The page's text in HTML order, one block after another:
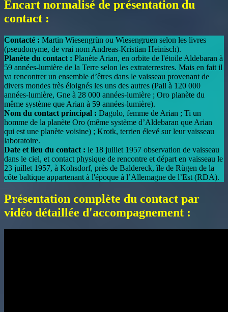
Encart normalisé de présentation du
contact :
Contacté : Martin Wiesengrün ou Wiesengruen selon les livres
(pseudonyme, de vrai nom Andreas-Kristian Heinisch).
Planète du contact : Planète Arian, en orbite de l'étoile Aldebaran à
59 années-lumière de la Terre selon les extraterrestres. Mais en fait il
va rencontrer un ensemble d’êtres dans le vaisseau provenant de
divers mondes très éloignés les uns des autres (Pall à 120 000
années-lumière, Gne à 28 000 années-lumière ; Oro planète du
même système que Arian à 59 années-lumière).
Nom du contact principal : Dagolo, femme de Arian ; Ti un
homme de la planète Oro (même système d’Aldebaran que Arian
qui est une planète voisine) ; Krotk, terrien élevé sur leur vaisseau
laboratoire.
Date et lieu du contact : le 18 juillet 1957 observation de vaisseau
dans le ciel, et contact physique de rencontre et départ en vaisseau le
23 juillet 1957, à Kohsdorf, près de Baldereck, île de Rügen de la
côte baltique appartenant à l'époque à l’Allemagne de l’Est (RDA).
Présentation complète du contact par
vidéo détaillée d'accompagnement :